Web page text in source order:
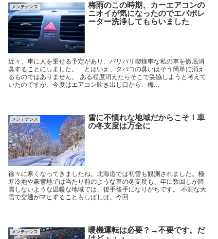
メンテナンス
梅雨のこの時期、カーエアコンの
ニオイが気になったのでエバポレ
ーター洗浄してもらいました
近々、車に人を乗せる予定があり、バリバリ喫煙車な私の車を徹底消
臭することにしました。 とはいえ、タバコの臭いはそう簡単に消え
るものではありません。 ある程度消えたらそこで妥協しようと考えて
いたのですが、今度はエアコン吹き出し口から、梅...
メンテナンス
雪に不慣れな地域だからこそ！車
の冬支度は万全に
徐々に寒くなってきましたね。北海道では初雪も観測されました。極
寒冷地や豪雪地では当たり前のような車の冬支度も、年に数回しか降
雪しないような温暖な地域では、後手後手になりがちです。 不測な大
雪で交通がマヒすることもしばしば。今回...
メンテナンス
暖機運転は必要？→不要です。だ